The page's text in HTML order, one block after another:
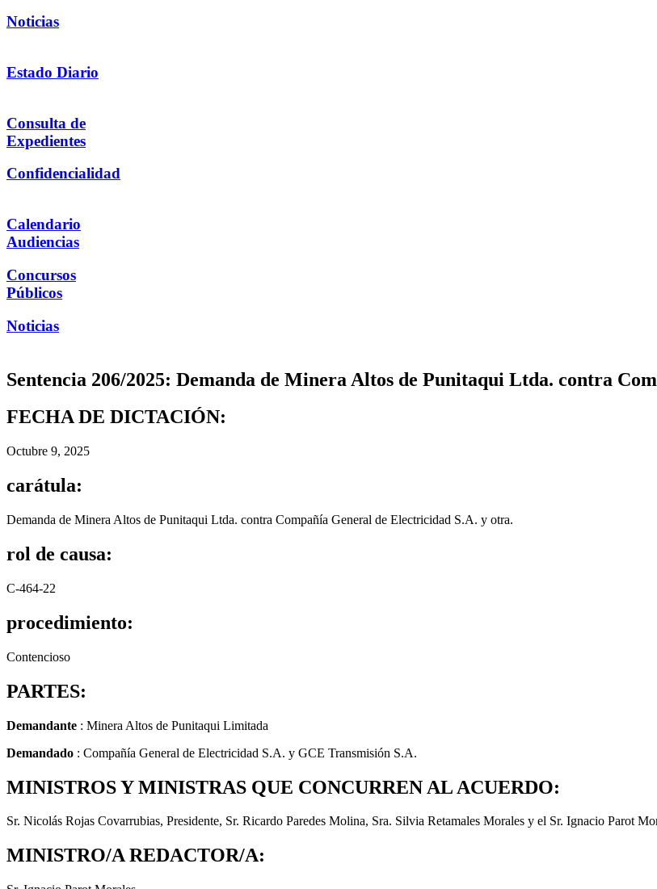
Noticias
Estado Diario
Consulta de
Expedientes
Confidencialidad
Calendario
Audiencias
Concursos
Públicos
Noticias
Sentencia 206/2025: Demanda de Minera Altos de Punitaqui Ltda. contra
FECHA DE DICTACIÓN:
Octubre 9, 2025
carátula:
Demanda de Minera Altos de Punitaqui Ltda. contra Compañía General de Electricidad S.A. y otra.
rol de causa:
C-464-22
procedimiento:
Contencioso
PARTES:
Demandante : Minera Altos de Punitaqui Limitada
Demandado : Compañía General de Electricidad S.A. y GCE Transmisión S.A.
MINISTROS Y MINISTRAS QUE CONCURREN AL ACUERDO:
Sr. Nicolás Rojas Covarrubias, Presidente, Sr. Ricardo Paredes Molina, Sra. Silvia Retamales Morales y el Sr. Ignacio Parot
MINISTRO/A REDACTOR/A: